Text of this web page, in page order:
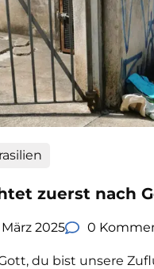
zuerst nach
März 2025 0
du bist unsere